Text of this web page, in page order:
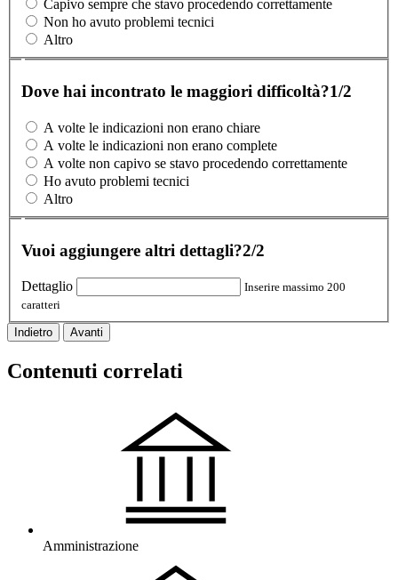
Capivo sempre che stavo procedendo correttamente
Non ho avuto problemi tecnici
Altro
Dove hai incontrato le maggiori difficoltà?1/2
A volte le indicazioni non erano chiare
A volte le indicazioni non erano complete
A volte non capivo se stavo procedendo correttamente
Ho avuto problemi tecnici
Altro
Vuoi aggiungere altri dettagli?2/2
Dettaglio
Inserire massimo 200
caratteri
Indietro Avanti
Contenuti correlati
Amministrazione